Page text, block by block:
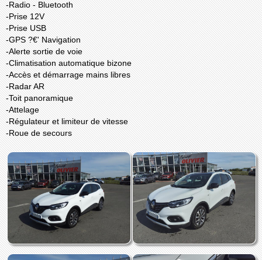
-Radio - Bluetooth
-Prise 12V
-Prise USB
-GPS ?€' Navigation
-Alerte sortie de voie
-Climatisation automatique bizone
-Accès et démarrage mains libres
-Radar AR
-Toit panoramique
-Attelage
-Régulateur et limiteur de vitesse
-Roue de secours